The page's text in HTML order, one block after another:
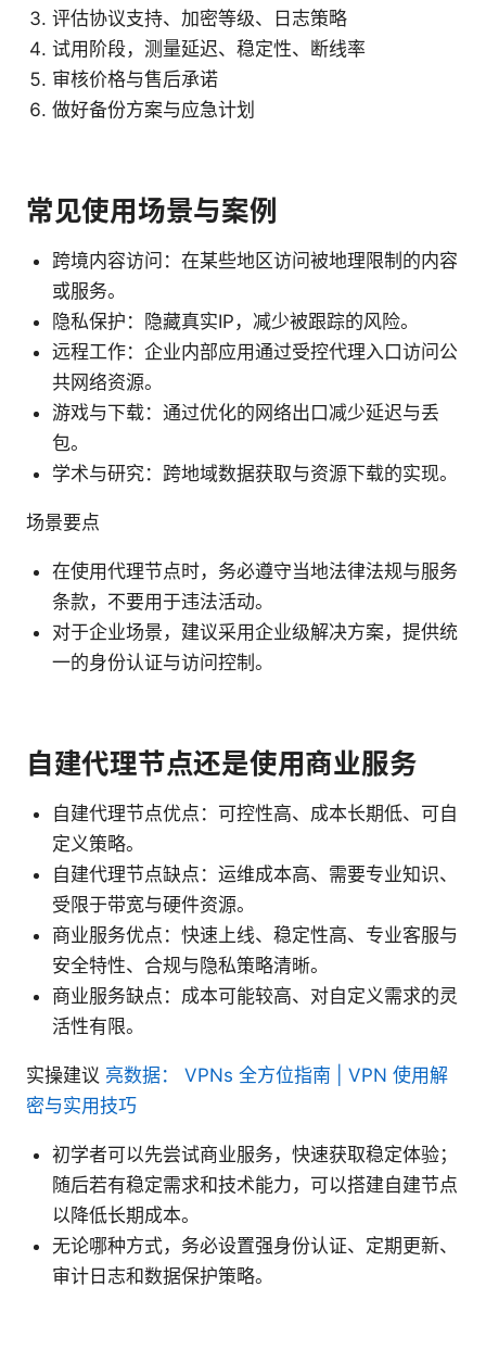
评估协议支持、加密等级、日志策略
试用阶段，测量延迟、稳定性、断线率
审核价格与售后承诺
做好备份方案与应急计划
常见使用场景与案例
跨境内容访问：在某些地区访问被地理限制的内容
或服务。
隐私保护：隐藏真实IP，减少被跟踪的风险。
远程工作：企业内部应用通过受控代理入口访问公
共网络资源。
游戏与下载：通过优化的网络出口减少延迟与丢
包。
学术与研究：跨地域数据获取与资源下载的实现。
场景要点
在使用代理节点时，务必遵守当地法律法规与服务
条款，不要用于违法活动。
对于企业场景，建议采用企业级解决方案，提供统
一的身份认证与访问控制。
自建代理节点还是使用商业服务
自建代理节点优点：可控性高、成本长期低、可自
定义策略。
自建代理节点缺点：运维成本高、需要专业知识、
受限于带宽与硬件资源。
商业服务优点：快速上线、稳定性高、专业客服与
安全特性、合规与隐私策略清晰。
商业服务缺点：成本可能较高、对自定义需求的灵
活性有限。
实操建议 亮数据： VPNs 全方位指南 | VPN 使用解
密与实用技巧
初学者可以先尝试商业服务，快速获取稳定体验；
随后若有稳定需求和技术能力，可以搭建自建节点
以降低长期成本。
无论哪种方式，务必设置强身份认证、定期更新、
审计日志和数据保护策略。